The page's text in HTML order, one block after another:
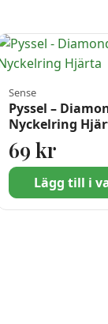
Sense
Pyssel –
Nyckelring
69kr
Lägg till i